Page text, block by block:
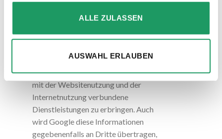
ALLE ZULASSEN
AUSWAHL ERLAUBEN
Nutzung der Website auszuwerten,
um Reports über die
Websitebetreiber
zusammenzustellen und um weitere
mit der Websitenutzung und der
Internetnutzung verbundene
Dienstleistungen zu erbringen. Auch
wird Google diese Informationen
gegebenenfalls an Dritte übertragen,